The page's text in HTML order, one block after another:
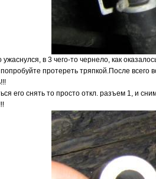
ужаснулся, в 3 чего-то чернело, как
протереть тряпкой.После
его снять то просто откл. разъем 1, и